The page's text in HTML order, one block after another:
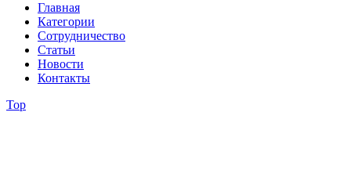
Главная
Категории
Сотрудничество
Статьи
Новости
Контакты
Top